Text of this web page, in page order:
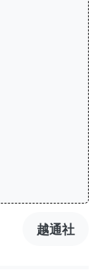
越通社